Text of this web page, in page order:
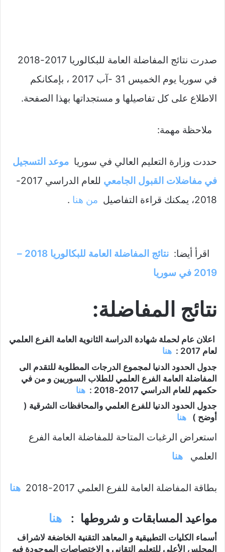
صدرت نتائج المفاضلة العامة للبكالوريا 2017-2018
في سوريا يوم الخميس 31 -آب 2017 ، بإمكانكم
الاطلاع على كل تفاصيلها و مستجداتها بهذا الصفحة.
ملاحظة مهمة:
حددت وزارة التعليم العالي في سوريا موعد التسجيل
في مفاضلات القبول الجامعي
للعام الدراسي 2017-
2018، يمكنك قراءة التفاصيل
من هنا .
اقرأ أيضا:
نتائج المفاضلة العامة للبكالوريا 2018 –
2019 في سوريا
نتائج المفاضلة:
اعلان عام لحملة شهادة الدراسة الثانوية العامة الفرع العلمي
لعام 2017 :
هنا
جدول الحدود الدنيا لمجموع الدرجات المطلوبة للتقدم الى
المفاضلة العامة الفرع العلمي للطلاب السوريين و من في
حكمهم للعام الدراسي 2017-2018 :
هنا
جدول الحدود الدنيا للفرع العلمي والمحافظات الشرقية (
أوضح ) هنا
استعراض الرغبات المتاحة للمفاضلة العامة الفرع
العلمي هنا
بطاقة المفاضلة العامة للفرع العلمي 2017-2018 هنا
مواعيد المسابقات و شروطها : هنا
أسماء الكليات التطبيقية و المعاهد التقنية الخاضغة لاشراف
المجلس الأعلى للتعليم التقاني و الاختصاصات الموجودة فيه